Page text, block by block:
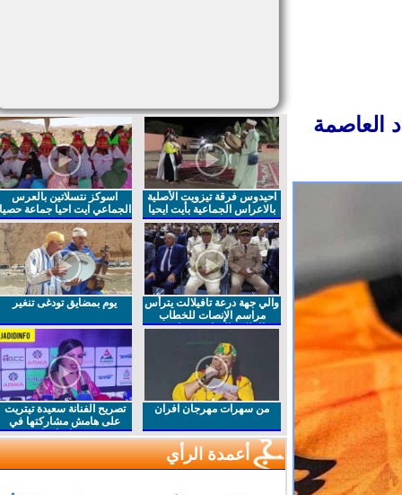
احيدوس فرقة تيزويت الأصلية
بالاعراس الجماعية بأيت ايحيا
اسوكز نتسلاتين بالعرس
الجماعي ايت احيا جماعة حصيا
والي جهة درعة تافيلالت يترأس
مراسم الإنصات للخطاب
الملكي السامي بمناسبة
يوم بمضايق تودغى تنغير
من سهرات مهرجان افران
تصريح الفنانة سعيدة تيتريت
على هامش مشاركتها في
مهرجان افران
أعمدة الرأي